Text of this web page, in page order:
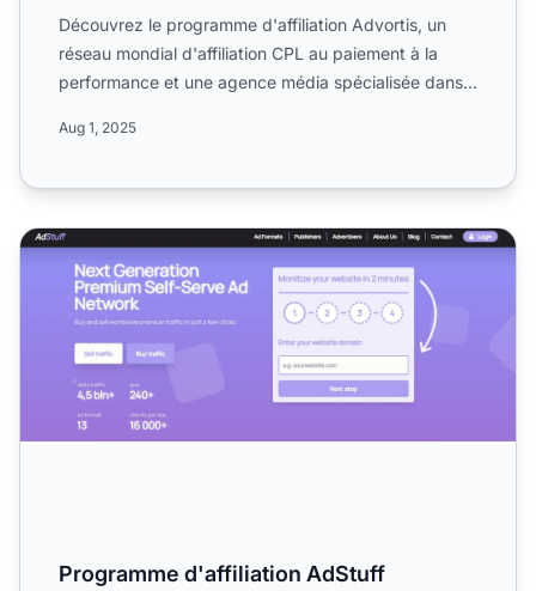
Découvrez le programme d'affiliation Advortis, un
réseau mondial d'affiliation CPL au paiement à la
performance et une agence média spécialisée dans
Aug 1, 2025
Programme d'affiliation AdStuff
Programme d'affiliation AdStuff